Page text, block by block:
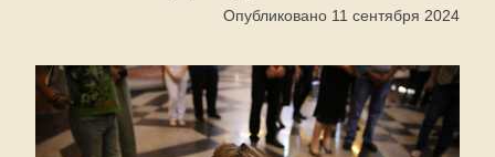
Опубликовано 11 сентября 2024